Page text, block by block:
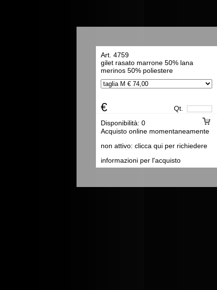
Art. 4759
gilet rasato marrone 50% lana
merinos 50% poliestere
€ Qt.
Acquisto online momentaneamente
non attivo: clicca qui per richiedere
informazioni per l'acquisto
Disponibilità: 0